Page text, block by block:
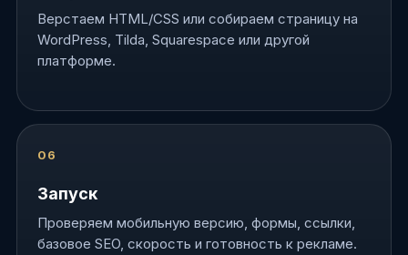
Верстаем HTML/CSS или собираем страницу на
WordPress, Tilda, Squarespace или другой
платформе.
Запуск
Проверяем мобильную версию, формы, ссылки,
базовое SEO, скорость и готовность к рекламе.